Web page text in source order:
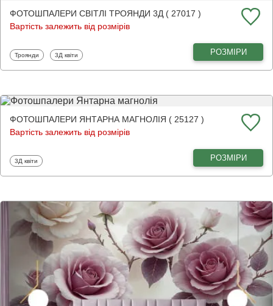
ФОТОШПАЛЕРИ СВІТЛІ ТРОЯНДИ 3Д ( 27017 )
Вартість залежить від розмірів
Фотошпалери
Троянди Фотошпалери
3Д квіти РОЗМІРИ
ФОТОШПАЛЕРИ ЯНТАРНА МАГНОЛІЯ ( 25127 )
Вартість залежить від розмірів
Фотошпалери
3Д квіти РОЗМІРИ